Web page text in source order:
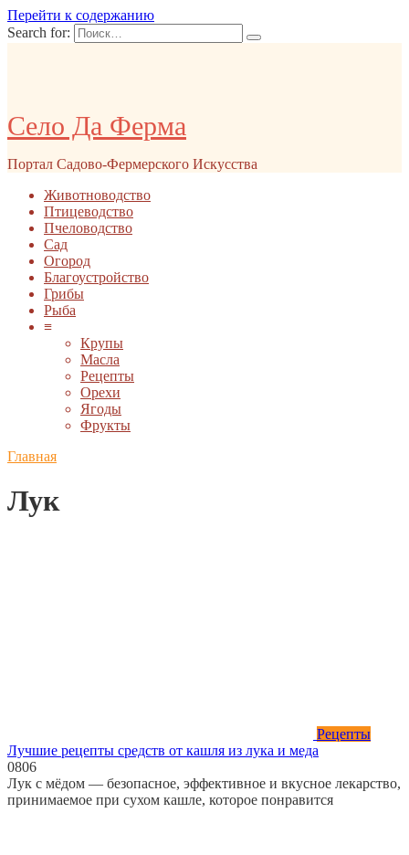
Перейти к содержанию
Search for:
Село Да Ферма
Портал Садово-Фермерского Искусства
Животноводство
Птицеводство
Пчеловодство
Сад
Огород
Благоустройство
Грибы
Рыба
≡
Крупы
Масла
Рецепты
Орехи
Ягоды
Фрукты
Главная
Лук
Рецепты
Лучшие рецепты средств от кашля из лука и меда
0806
Лук с мёдом — безопасное, эффективное и вкусное лекарство,
принимаемое при сухом кашле, которое понравится